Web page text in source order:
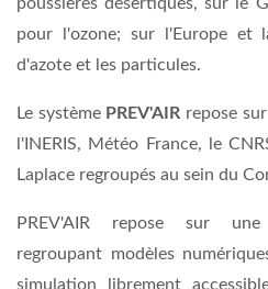
pour l'ozone; sur l'Europe et
d'azote et les particules.
Le système PREV'AIR repose
l'INERIS, Météo France, le
Laplace regroupés au sein du
PREV'AIR repose sur
regroupant modèles
simulation librement